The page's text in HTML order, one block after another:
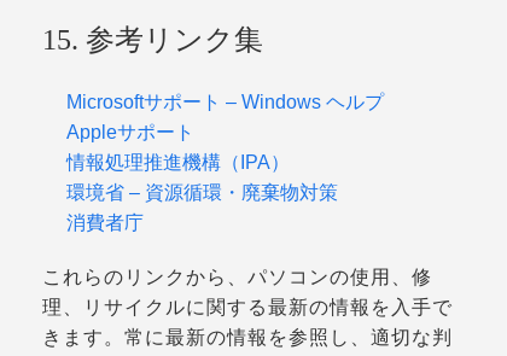
15. 参考リンク集
Microsoftサポート – Windows ヘルプ
Appleサポート
情報処理推進機構（IPA）
環境省 – 資源循環・廃棄物対策
消費者庁
これらのリンクから、パソコンの使用、修
理、リサイクルに関する最新の情報を入手で
きます。常に最新の情報を参照し、適切な判